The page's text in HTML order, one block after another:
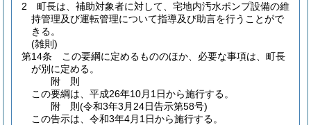
2
町長は、補助対象者に対して、宅地内汚水ポンプ設備の維
持管理及び運転管理について指導及び助言を行うことがで
きる。
(雑則)
第14条
この要綱に定めるもののほか、必要な事項は、町長
が別に定める。
附 則
この要綱は、平成26年10月1日から施行する。
附 則(令和3年3月24日告示第58号)
この告示は、令和3年4月1日から施行する。